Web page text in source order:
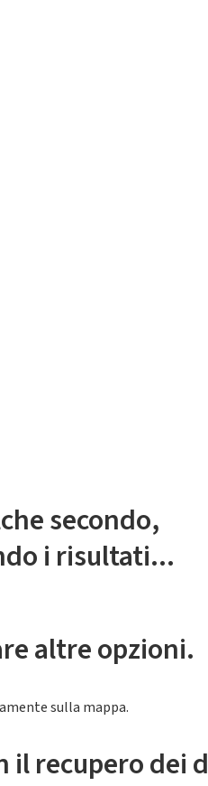
secondo,
i risultati...
altre opzioni.
sulla mappa.
il recupero dei